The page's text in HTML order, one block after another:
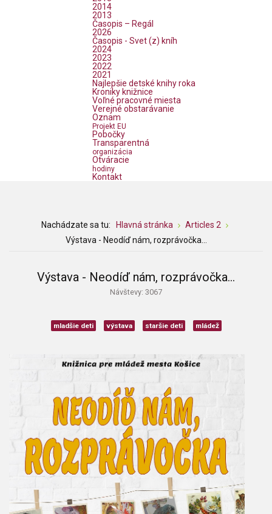
2014
2013
Časopis – Regál
2026
Časopis - Svet (z) kníh
2024
2023
2022
2021
Najlepšie detské knihy roka
Kroniky knižnice
Voľné pracovné miesta
Verejné obstarávanie
Oznam
Projekt EU
Pobočky
Transparentná
organizácia
Otváracie
hodiny
Kontakt
Nachádzate sa tu: Hlavná stránka
Articles 2
Výstava - Neodíď nám, rozprávočka...
Výstava - Neodíď nám, rozprávočka...
Návštevy: 3067
mladšie deti výstava staršie deti mládež